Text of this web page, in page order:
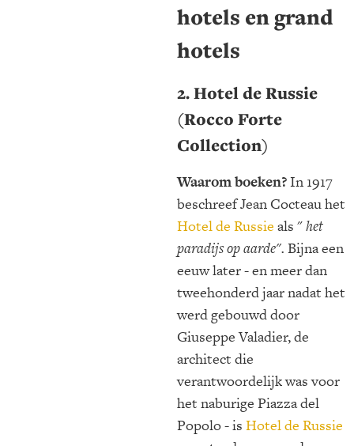
hotels en grand
hotels
2. Hotel de Russie
(Rocco Forte
Collection)
Waarom boeken?In 1917
beschreef Jean Cocteau het
Hotel de Russie als "het
paradijs op aarde". Bijna een
eeuw later - en meer dan
tweehonderd jaar nadat het
werd gebouwd door
Giuseppe Valadier, de
architect die
verantwoordelijk was voor
het naburige Piazza del
Popolo - is Hotel de Russie